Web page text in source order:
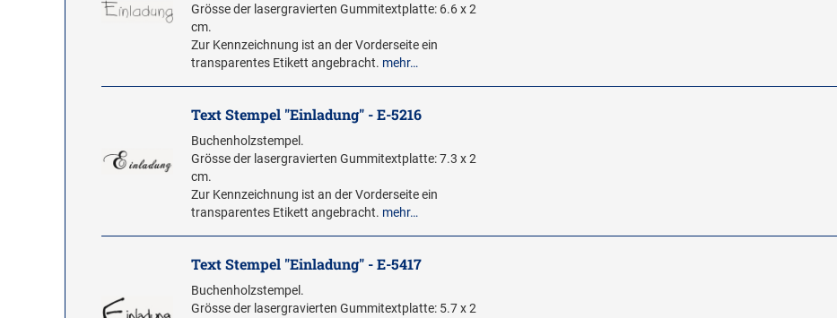
Grösse der lasergravierten Gummitextplatte: 6.6 x 2
cm.
Zur Kennzeichnung ist an der Vorderseite ein
transparentes Etikett angebracht. mehr…
Text Stempel "Einladung" - E-5216
Buchenholzstempel.
Grösse der lasergravierten Gummitextplatte: 7.3 x 2
cm.
Zur Kennzeichnung ist an der Vorderseite ein
transparentes Etikett angebracht. mehr…
Text Stempel "Einladung" - E-5417
Buchenholzstempel.
Grösse der lasergravierten Gummitextplatte: 5.7 x 2